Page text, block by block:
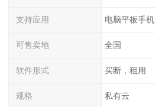
支持应用 电脑平板手机
可售卖地 全国
软件形式 买断，租用
规格 私有云